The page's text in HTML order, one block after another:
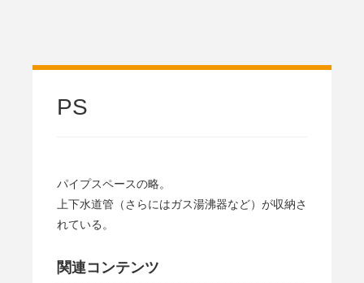
PS
パイプスペースの略。
上下水道管（さらにはガス湯沸器など）が収納さ
れている。
関連コンテンツ